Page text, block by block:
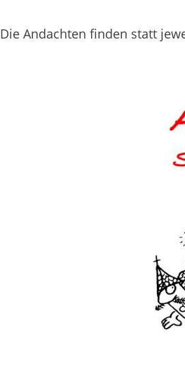
Die Andachten finden statt